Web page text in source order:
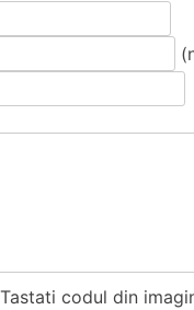
Tastati codul din